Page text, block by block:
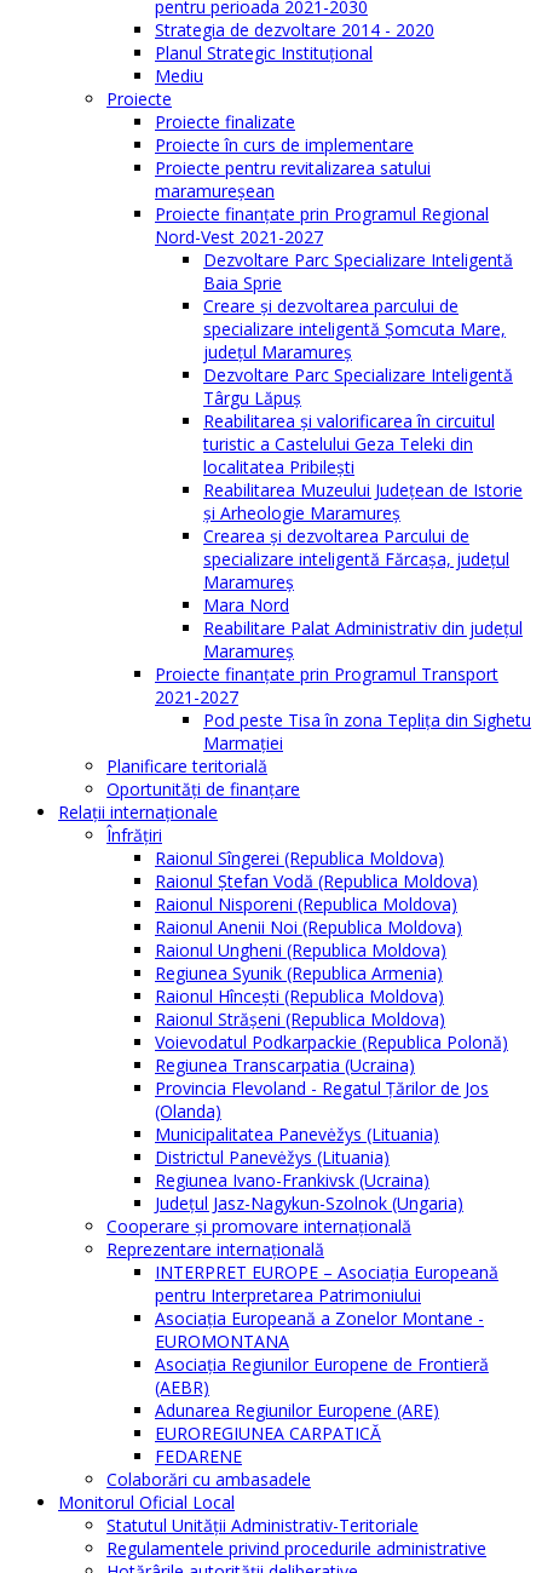
pentru perioada 2021-2030
Strategia de dezvoltare 2014 - 2020
Planul Strategic Instituţional
Mediu
Proiecte
Proiecte finalizate
Proiecte în curs de implementare
Proiecte pentru revitalizarea satului
maramureşean
Proiecte finanțate prin Programul Regional
Nord-Vest 2021-2027
Dezvoltare Parc Specializare Inteligentă
Baia Sprie
Creare și dezvoltarea parcului de
specializare inteligentă Șomcuta Mare,
județul Maramureș
Dezvoltare Parc Specializare Inteligentă
Târgu Lăpuș
Reabilitarea și valorificarea în circuitul
turistic a Castelului Geza Teleki din
localitatea Pribilești
Reabilitarea Muzeului Județean de Istorie
și Arheologie Maramureș
Crearea și dezvoltarea Parcului de
specializare inteligentă Fărcașa, județul
Maramureș
Mara Nord
Reabilitare Palat Administrativ din județul
Maramureș
Proiecte finanțate prin Programul Transport
2021-2027
Pod peste Tisa în zona Teplița din Sighetu
Marmației
Planificare teritorială
Oportunităţi de finanţare
Relaţii internaţionale
Înfrăţiri
Raionul Sîngerei (Republica Moldova)
Raionul Ștefan Vodă (Republica Moldova)
Raionul Nisporeni (Republica Moldova)
Raionul Anenii Noi (Republica Moldova)
Raionul Ungheni (Republica Moldova)
Regiunea Syunik (Republica Armenia)
Raionul Hîncești (Republica Moldova)
Raionul Străşeni (Republica Moldova)
Voievodatul Podkarpackie (Republica Polonă)
Regiunea Transcarpatia (Ucraina)
Provincia Flevoland - Regatul Ţărilor de Jos
(Olanda)
Municipalitatea Panevėžys (Lituania)
Districtul Panevėžys (Lituania)
Regiunea Ivano-Frankivsk (Ucraina)
Judeţul Jasz-Nagykun-Szolnok (Ungaria)
Cooperare şi promovare internaţională
Reprezentare internaţională
INTERPRET EUROPE – Asociația Europeană
pentru Interpretarea Patrimoniului
Asociația Europeană a Zonelor Montane -
EUROMONTANA
Asociația Regiunilor Europene de Frontieră
(AEBR)
Adunarea Regiunilor Europene (ARE)
EUROREGIUNEA CARPATICĂ
FEDARENE
Colaborări cu ambasadele
Monitorul Oficial Local
Statutul Unităţii Administrativ-Teritoriale
Regulamentele privind procedurile administrative